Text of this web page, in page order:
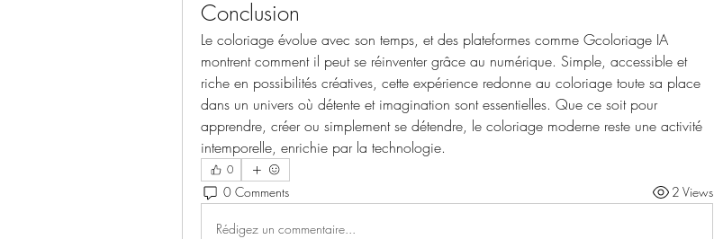
Conclusion
Le coloriage évolue avec son temps, et des plateformes comme Gcoloriage IA
montrent comment il peut se réinventer grâce au numérique. Simple, accessible et
riche en possibilités créatives, cette expérience redonne au coloriage toute sa place
dans un univers où détente et imagination sont essentielles. Que ce soit pour
apprendre, créer ou simplement se détendre, le coloriage moderne reste une activité
intemporelle, enrichie par la technologie.
0
0 Comments 2 Views
Rédigez un commentaire...